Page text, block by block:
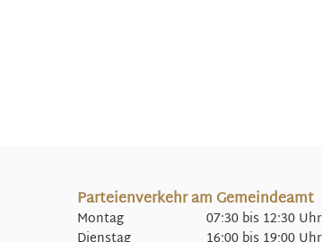
Parteienverkehr am Gemeindeamt
Montag 07:30 bis 12:30 Uhr